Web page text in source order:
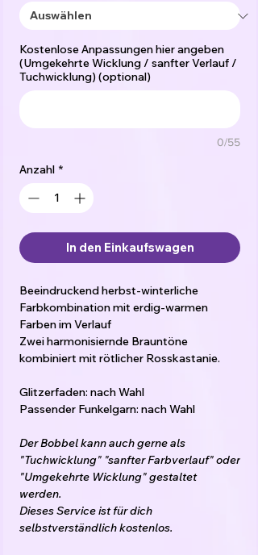
Kostenlose Anpassungen hier angeben
(Umgekehrte Wicklung / sanfter Verlauf /
Tuchwicklung) (optional)
0/55
Anzahl *
In den Einkaufswagen
Beeindruckend herbst-winterliche
Farbkombination mit erdig-warmen
Farben im Verlauf
Zwei harmonisiernde Brauntöne
kombiniert mit rötlicher Rosskastanie.
Glitzerfaden: nach Wahl
Passender Funkelgarn: nach Wahl
Der Bobbel kann auch gerne als
"Tuchwicklung" "sanfter Farbverlauf" oder
"Umgekehrte Wicklung" gestaltet
werden.
Dieses Service ist für dich
selbstverständlich kostenlos.